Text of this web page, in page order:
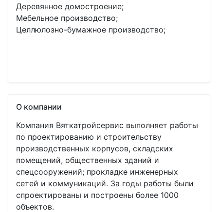
Деревянное домостроение;
Мебельное производство;
Целлюлозно-бумажное производство;
О компании
Компания Вяткатройсервис выполняет работы
по проектированию и строительству
производственных корпусов, складских
помещений, общественных зданий и
спецсооружений; прокладке инженерных
сетей и коммуникаций. За годы работы были
спроектированы и построены более 1000
объектов.